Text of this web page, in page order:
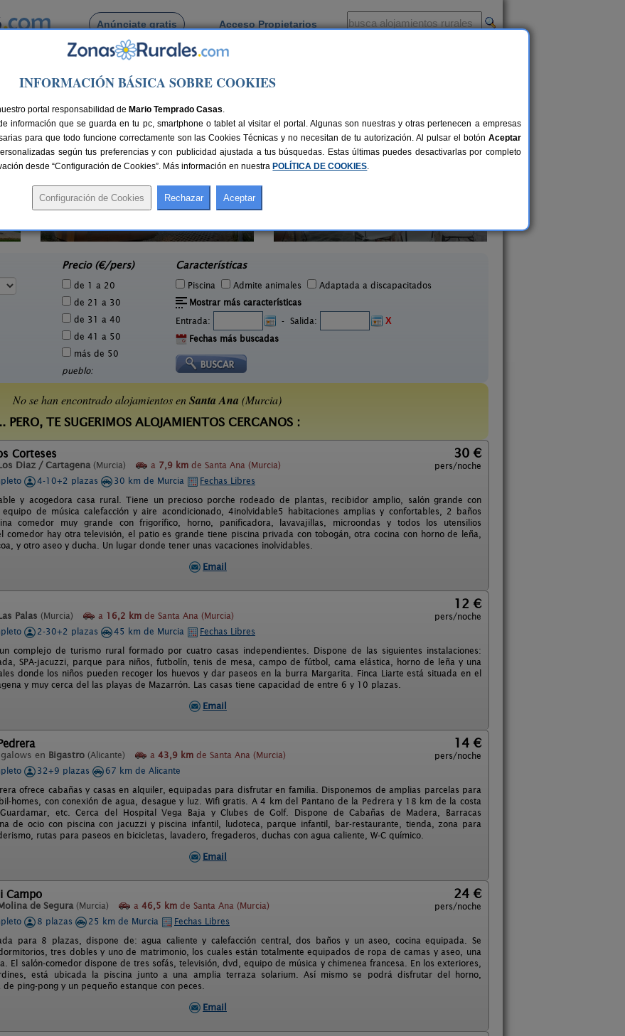
Anúnciate gratis Acceso Propietarios
Busca por pueblo
Ana
Casa Rural Chacón
Precio (€/pers)
de 1 a 20
de 21 a 30
de 31 a 40
de 41 a 50
más de 50
pueblo:
Características
Piscina Admite animales
Adaptada a discapacitados
Mostrar más características
Entrada:
- Salida:
X
Fechas más buscadas
No se han encontrado alojamientos enSanta Ana (Murcia)
PERO, TE SUGERIMOS ALOJAMIENTOS CERCANOS :
Corteses
Diaz / Cartagena (Murcia) a 7,9 km de Santa Ana (Murcia)
30 €
pers/noche
4-10+2 plazas 30 km de Murcia
Fechas Libres
y acogedora casa rural. Tiene un precioso porche rodeado de plantas, recibidor amplio, salón grande con
equipo de música calefacción y aire acondicionado, 4inolvidable5 habitaciones amplias y confortables, 2 baños
comedor muy grande con frigorífico, horno, panificadora, lavavajillas, microondas y todos los utensilios
comedor hay otra televisión, el patio es grande tiene piscina privada con tobogán, otra cocina con horno de leña,
y otro aseo y ducha. Un lugar donde tener unas vacaciones inolvidables.
Email
Palas (Murcia) a 16,2 km de Santa Ana (Murcia)
12 €
pers/noche
2-30+2 plazas 45 km de Murcia
Fechas Libres
complejo de turismo rural formado por cuatro casas independientes. Dispone de las siguientes instalaciones:
SPA-jacuzzi, parque para niños, futbolín, tenis de mesa, campo de fútbol, cama elástica, horno de leña y una
donde los niños pueden recoger los huevos y dar paseos en la burra Margarita. Finca Liarte está situada en el
y muy cerca del las playas de Mazarrón. Las casas tiene capacidad de entre 6 y 10 plazas.
Email
en Bigastro (Alicante) a 43,9 km de Santa Ana (Murcia)
14 €
pers/noche
32+9 plazas
67 km de Alicante
ofrece cabañas y casas en alquiler, equipadas para disfrutar en familia. Disponemos de amplias parcelas para
homes, con conexión de agua, desague y luz. Wifi gratis. A 4 km del Pantano de la Pedrera y 18 km de la costa
etc. Cerca del Hospital Vega Baja y Clubes de Golf. Dispone de Cabañas de Madera, Barracas
de ocio con piscina con jacuzzi y piscina infantil, ludoteca, parque infantil, bar-restaurante, tienda, zona para
rutas para paseos en bicicletas, lavadero, fregaderos, duchas con agua caliente, W-C químico.
Email
Campo
de Segura (Murcia) a 46,5 km de Santa Ana (Murcia)
24 €
pers/noche
8 plazas 25 km de Murcia
Fechas Libres
para 8 plazas, dispone de: agua caliente y calefacción central, dos baños y un aseo, cocina equipada. Se
tres dobles y uno de matrimonio, los cuales están totalmente equipados de ropa de camas y aseo, una
El salón-comedor dispone de tres sofás, televisión, dvd, equipo de música y chimenea francesa. En los exteriores,
está ubicada la piscina junto a una amplia terraza solarium. Así mismo se podrá disfrutar del horno,
ping-pong y un pequeño estanque con peces.
Email
INFORMACIÓN BÁSICA SOBRE COOKIES
portal responsabilidad de Mario Temprado Casas.
información que se guarda en tu pc, smartphone o tablet al visitar el portal. Algunas son nuestras y otras pertenecen a empresas
para que todo funcione correctamente son las Cookies Técnicas y no necesitan de tu autorización. Al pulsar el botón Aceptar
según tus preferencias y con publicidad ajustada a tus búsquedas. Estas últimas puedes desactivarlas por completo
desde “Configuración de Cookies”. Más información en nuestra POLÍTICA DE COOKIES.